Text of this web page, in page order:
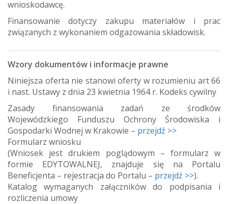
wnioskodawcę.
Finansowanie dotyczy zakupu materiałów i prac
związanych z wykonaniem odgazowania składowisk.
Wzory dokumentów i informacje prawne
Niniejsza oferta nie stanowi oferty w rozumieniu art 66
i nast. Ustawy z dnia 23 kwietnia 1964 r. Kodeks cywilny
Zasady finansowania zadań ze środków
Wojewódzkiego Funduszu Ochrony Środowiska i
Gospodarki Wodnej w Krakowie – przejdź >>
Formularz wniosku
(Wniosek jest drukiem poglądowym – formularz w
formie EDYTOWALNEJ, znajduje się na Portalu
Beneficjenta – rejestracja do Portalu – przejdź >>).
Katalog wymaganych załączników do podpisania i
rozliczenia umowy